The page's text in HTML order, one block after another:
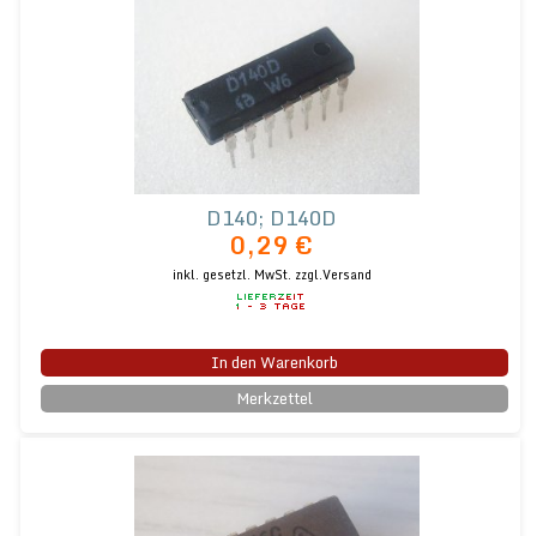
D140; D140D
0,29 €
inkl. gesetzl. MwSt. zzgl.Versand
In den Warenkorb
Merkzettel